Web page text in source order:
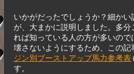
いかがだったでしょうか？細か
が、大まかに説明しました。多
れば知っている人の方が多いので
壊さないようにするため、この記
ジン別ブーストアップ馬力参考表
す。